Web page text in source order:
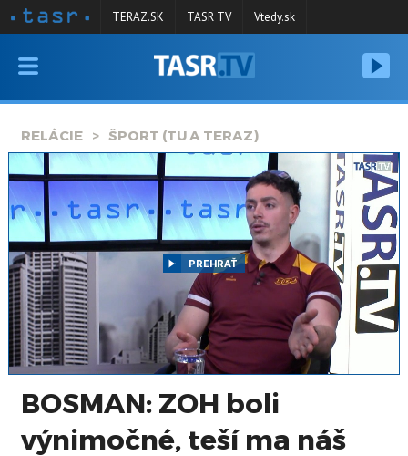
VYSIELANIE
SPRAVODAJSTVO
KONTAKT
ARCHÍV
TERAZ.SK TASR TV Vtedy.sk
RELÁCIE ŠPORT (TU A TERAZ)
PREHRAŤ
BOSMAN: ZOH boli
výnimočné, teší ma náš